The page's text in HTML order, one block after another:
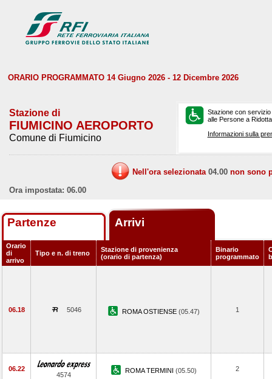
ORARIO PROGRAMMATO 14 Giugno 2026 - 12 Dicembre 2026
Stazione di
FIUMICINO AEROPORTO
Comune di Fiumicino
Stazione con
alle Persone a
Informazioni sulla
Nell'ora selezionata 04.00 non sono
Ora impostata: 06.00
Partenze Arrivi
Orario
di
arrivo
Tipo e n. di treno
Stazione di provenienza
(orario di partenza)
Binario
programmato
06.18 5046 ROMA OSTIENSE (05.47) 1
06.22
4574
ROMA TERMINI (05.50) 2